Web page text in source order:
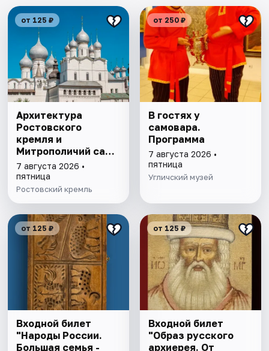
от 125 ₽
Архитектура
Ростовского
кремля и
Митрополичий сад,
выставка
"Митрополичье
варенье"
7 августа 2026 •
пятница
Ростовский кремль
от 250 ₽
В гостях у
самовара.
Программа
7 августа 2026 •
пятница
Угличский музей
от 125 ₽
Входной билет
"Народы России.
Большая семья -
от 125 ₽
Входной билет
"Образ русского
архиерея. От